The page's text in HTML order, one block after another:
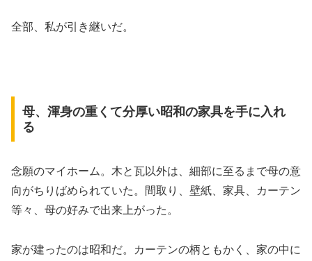
全部、私が引き継いだ。
母、渾身の重くて分厚い昭和の家具を手に入れ
る
念願のマイホーム。木と瓦以外は、細部に至るまで母の意
向がちりばめられていた。間取り、壁紙、家具、カーテン
等々、母の好みで出来上がった。
家が建ったのは昭和だ。カーテンの柄ともかく、家の中に